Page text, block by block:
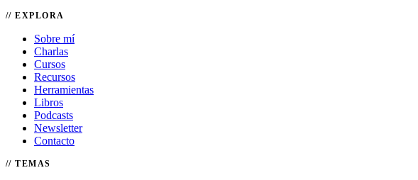
EXPLORA
Sobre mí
Charlas
Cursos
Recursos
Herramientas
Libros
Podcasts
Newsletter
Contacto
TEMAS